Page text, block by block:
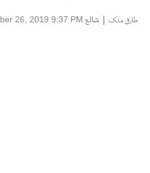
طارق ملک | شائع 26, 2019 9:37 PM